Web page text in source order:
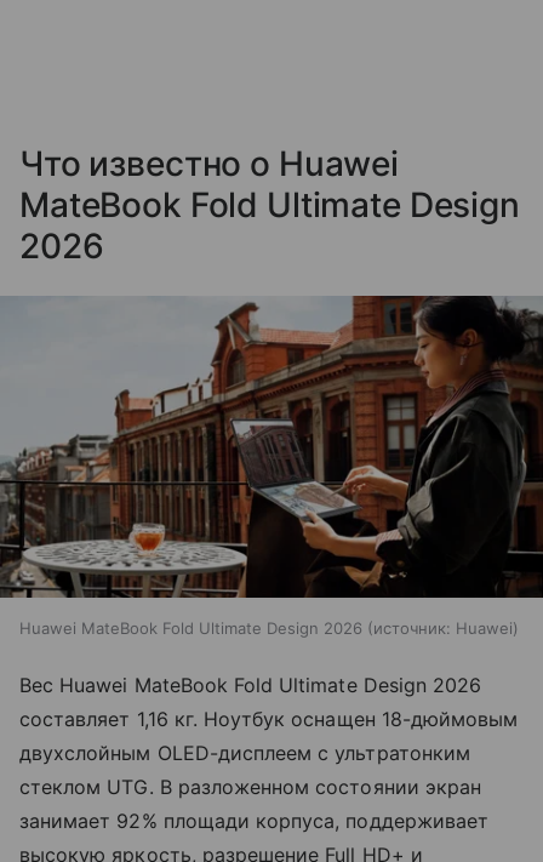
Что известно о Huawei
MateBook Fold Ultimate Design
2026
Huawei MateBook Fold Ultimate Design 2026 источник: Huawei
Вес Huawei MateBook Fold Ultimate Design 2026
составляет 1,16 кг. Ноутбук оснащен 18-дюймовым
двухслойным OLED-дисплеем с ультратонким
стеклом UTG. В разложенном состоянии экран
занимает 92% площади корпуса, поддерживает
высокую яркость, разрешение Full HD+ и